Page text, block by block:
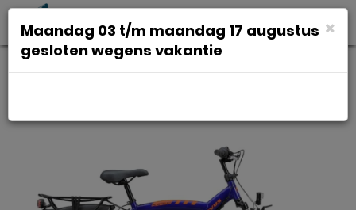
×
Maandag 03 t/m maandag 17 augustus
gesloten wegens vakantie